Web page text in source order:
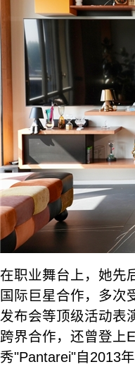
在职业舞台上，她先
国际巨星合作，多次
发布会等顶级活动表
跨界合作，还曾登上
秀"Pantarei"自2013